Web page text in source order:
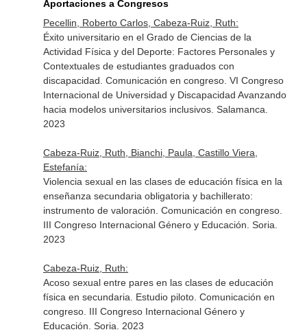
Aportaciones a Congresos
Pecellin, Roberto Carlos, Cabeza-Ruiz, Ruth:
Éxito universitario en el Grado de Ciencias de la
Actividad Física y del Deporte: Factores Personales y
Contextuales de estudiantes graduados con
discapacidad. Comunicación en congreso. VI Congreso
Internacional de Universidad y Discapacidad Avanzando
hacia modelos universitarios inclusivos. Salamanca.
2023
Cabeza-Ruiz, Ruth, Bianchi, Paula, Castillo Viera,
Estefanía:
Violencia sexual en las clases de educación física en la
enseñanza secundaria obligatoria y bachillerato:
instrumento de valoración. Comunicación en congreso.
III Congreso Internacional Género y Educación. Soria.
2023
Cabeza-Ruiz, Ruth:
Acoso sexual entre pares en las clases de educación
física en secundaria. Estudio piloto. Comunicación en
congreso. III Congreso Internacional Género y
Educación. Soria. 2023